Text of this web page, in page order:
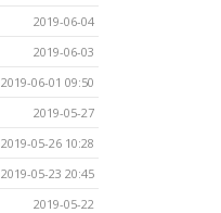
2019-06-04
2019-06-03
2019-06-01 09:50
2019-05-27
2019-05-26 10:28
2019-05-23 20:45
2019-05-22